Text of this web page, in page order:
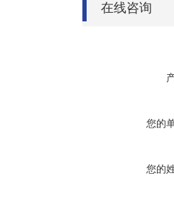
在线咨询
您的
您的